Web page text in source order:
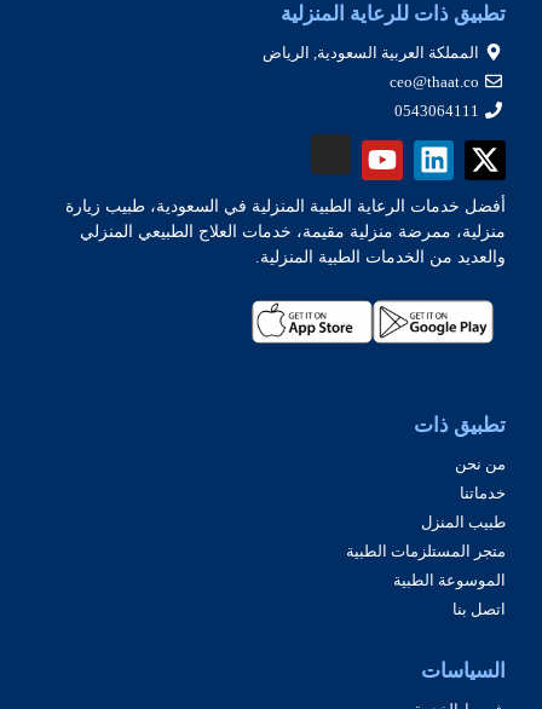
تطبيق ذات للرعاية المنزلية
المملكة العربية السعودية, الرياض
ceo@thaat.co
0543064111
أفضل خدمات الرعاية الطبية المنزلية في السعودية، طبيب زيارة
منزلية، ممرضة منزلية مقيمة، خدمات العلاج الطبيعي المنزلي
والعديد من الخدمات الطبية المنزلية.
تطبيق ذات
من نحن
خدماتنا
طبيب المنزل
متجر المستلزمات الطبية
الموسوعة الطبية
اتصل بنا
السياسات